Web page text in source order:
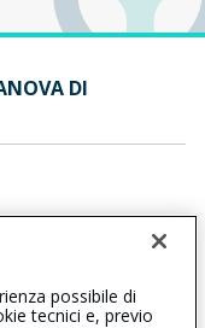
DI
possibile di
tecnici e, previo